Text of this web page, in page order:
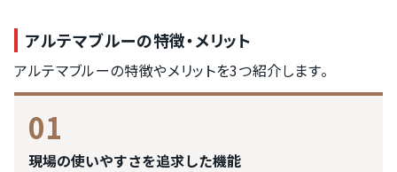
アルテマブルーの特徴・メリット
アルテマブルーの特徴やメリットを3つ紹介します。
01
現場の使いやすさを追求した機能